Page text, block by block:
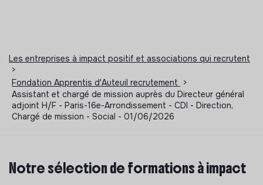
Les entreprises à impact positif et associations qui recrutent
>
Fondation Apprentis d'Auteuil recrutement
>
Assistant et chargé de mission auprès du Directeur général
adjoint H/F - Paris-16e-Arrondissement - CDI - Direction,
Chargé de mission - Social - 01/06/2026
Notre sélection de formations à impact